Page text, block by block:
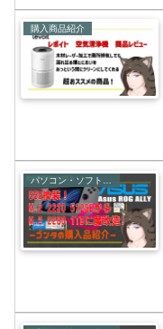
購入商品紹介